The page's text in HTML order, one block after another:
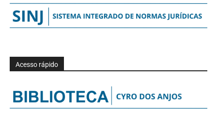
Acesso rápido